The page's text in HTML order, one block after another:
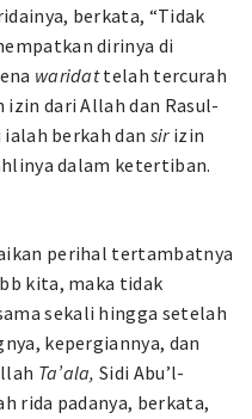
berkata, “Tidak
dirinya di
waridattelah tercurah
izin dari Allah dan Rasul-
ialah berkah dan sirizin
dalam ketertiban.
perihal tertambatnya
kita, maka tidak
sekali hingga setelah
kepergiannya, dan
Ta’ala, Sidi Abu’l-
rida padanya, berkata,